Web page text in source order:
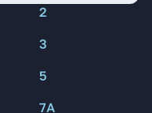
2
3
5
7А